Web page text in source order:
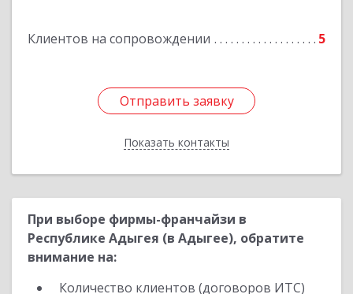
Клиентов на сопровождении 5
Отправить заявку
Показать контакты
Подробнее
Отправить заявку
Назад
При выборе фирмы-франчайзи в
Республике Адыгея (в Адыгее), обратите
внимание на:
Количество клиентов (договоров ИТС)